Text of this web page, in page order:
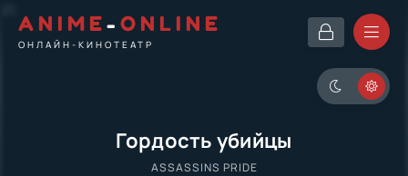
ANIME- ONLINE
ОНЛАЙН-КИНОТЕАТР
Гордость убийцы
ASSASSINS PRIDE